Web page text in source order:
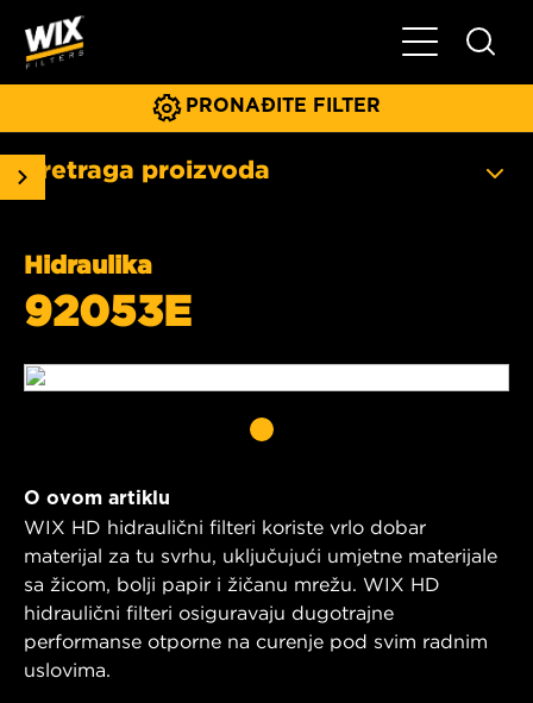
Glavni meni
PRONAĐITE FILTER
Pretraga proizvoda
Hidraulika
92053E
O ovom artiklu
WIX HD hidraulični filteri koriste vrlo dobar
materijal za tu svrhu, uključujući umjetne materijale
sa žicom, bolji papir i žičanu mrežu. WIX HD
hidraulični filteri osiguravaju dugotrajne
performanse otporne na curenje pod svim radnim
uslovima.